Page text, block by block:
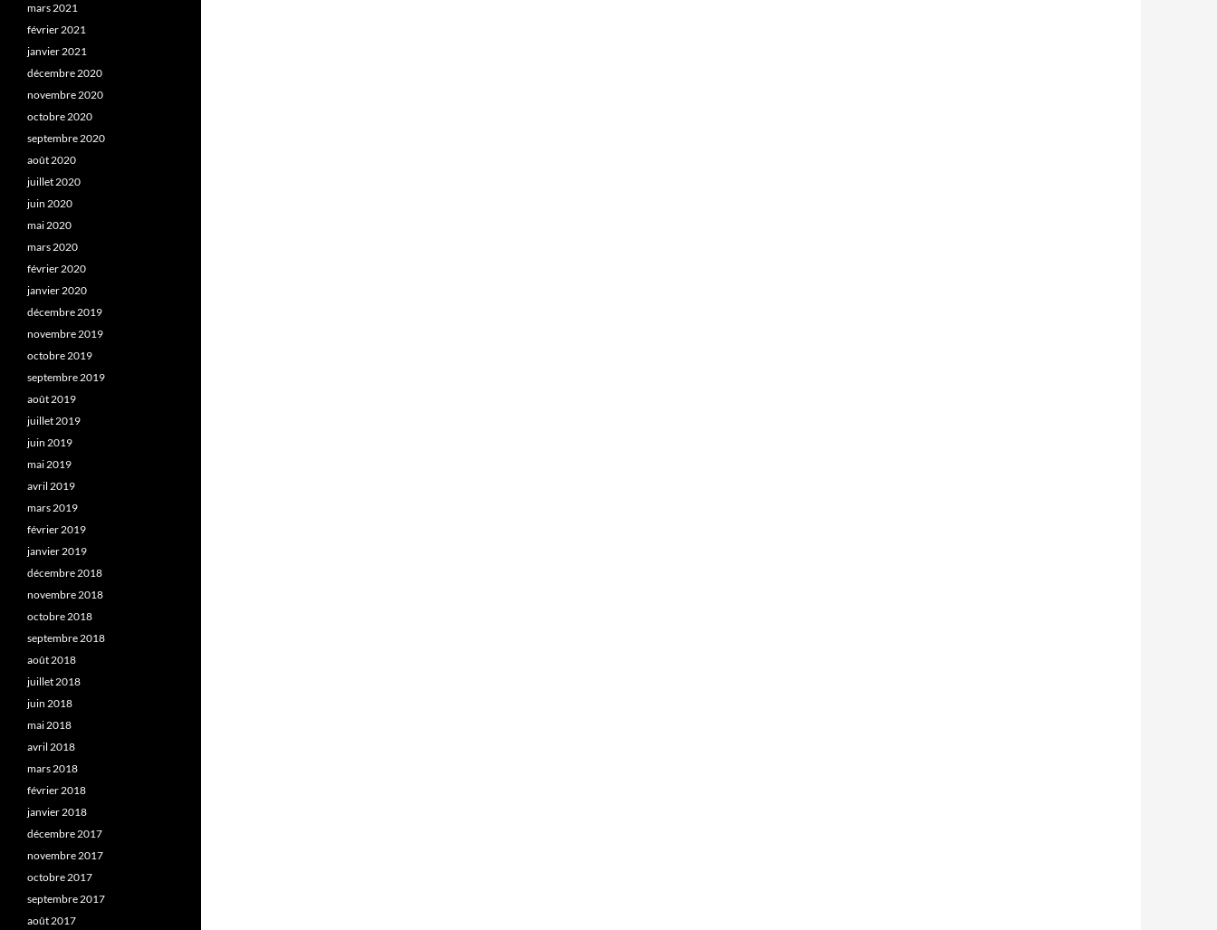
mars 2021
février 2021
janvier 2021
décembre 2020
novembre 2020
octobre 2020
septembre 2020
août 2020
juillet 2020
juin 2020
mai 2020
mars 2020
février 2020
janvier 2020
décembre 2019
novembre 2019
octobre 2019
septembre 2019
août 2019
juillet 2019
juin 2019
mai 2019
avril 2019
mars 2019
février 2019
janvier 2019
décembre 2018
novembre 2018
octobre 2018
septembre 2018
août 2018
juillet 2018
juin 2018
mai 2018
avril 2018
mars 2018
février 2018
janvier 2018
décembre 2017
novembre 2017
octobre 2017
septembre 2017
août 2017